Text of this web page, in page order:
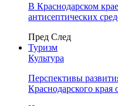
В Краснодарском
антисептических
Пред След
Туризм
Культура
Перспективы
Краснодарского края